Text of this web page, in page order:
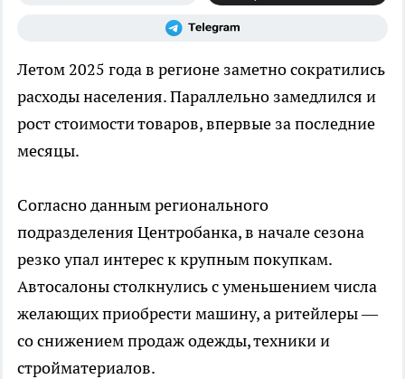
Летом 2025 года в регионе заметно сократились
расходы населения. Параллельно замедлился и
рост стоимости товаров, впервые за последние
месяцы.
Согласно данным регионального
подразделения Центробанка, в начале сезона
резко упал интерес к крупным покупкам.
Автосалоны столкнулись с уменьшением числа
желающих приобрести машину, а ритейлеры —
со снижением продаж одежды, техники и
стройматериалов.